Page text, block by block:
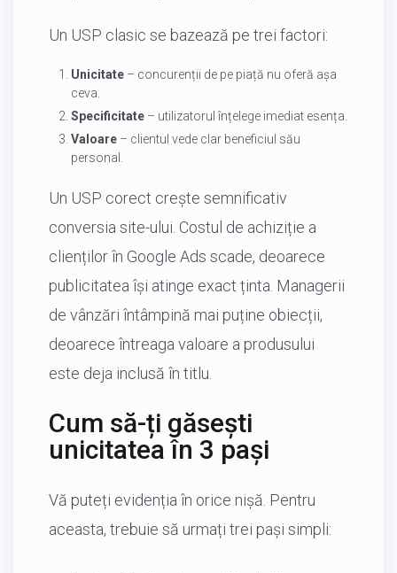
Un USP clasic se bazează pe trei factori:
Unicitate – concurenții de pe piață nu oferă așa
ceva.
Specificitate – utilizatorul înțelege imediat esența.
Valoare – clientul vede clar beneficiul său
personal.
Un USP corect crește semnificativ
conversia site-ului. Costul de achiziție a
clienților în Google Ads scade, deoarece
publicitatea își atinge exact ținta. Managerii
de vânzări întâmpină mai puține obiecții,
deoarece întreaga valoare a produsului
este deja inclusă în titlu.
Cum să-ți găsești
unicitatea în 3 pași
Vă puteți evidenția în orice nișă. Pentru
aceasta, trebuie să urmați trei pași simpli: